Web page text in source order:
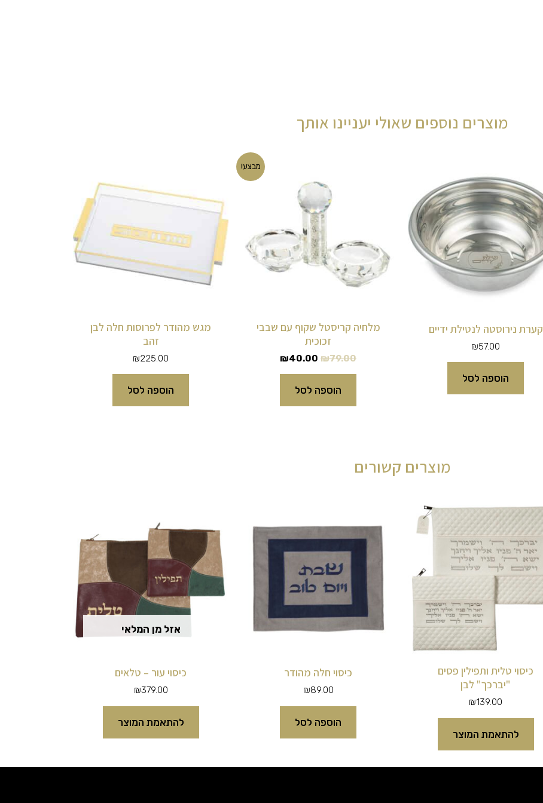
מוצרים נוספים שאולי יעניינו אותך
קערת נירוסטה לנטילת ידיים
₪57.00
הוספה לסל
מבצע!
מלחיה קריסטל שקוף עם שבבי
זכוכית
₪79.00
היה:
₪79.00.
₪40.00
המחיר
הנוכחי
הוספה לסל
מגש מהודר לפרוסות חלה לבן
זהב
₪225.00
הוספה לסל
מוצרים קשורים
כיסוי טלית ותפילין פסים
"יברכך" לבן
₪139.00
להתאמת המוצר
כיסוי חלה מהודר
₪89.00
הוספה לסל
אזל מן המלאי
כיסוי עור – טלאים
₪379.00
להתאמת המוצר
יש
מספר
סוגים.
ניתן
לבחור
את